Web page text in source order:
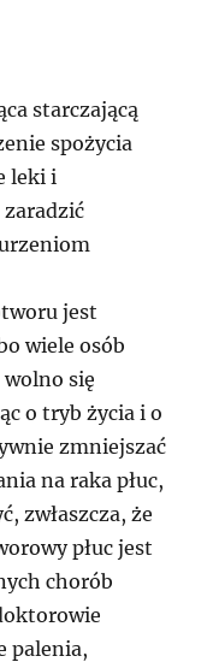
starczającą
spożycia
leki i
jest
wiele osób
się
o tryb życia i o
zmniejszać
na raka płuc,
zwłaszcza, że
płuc jest
chorób
palenia,